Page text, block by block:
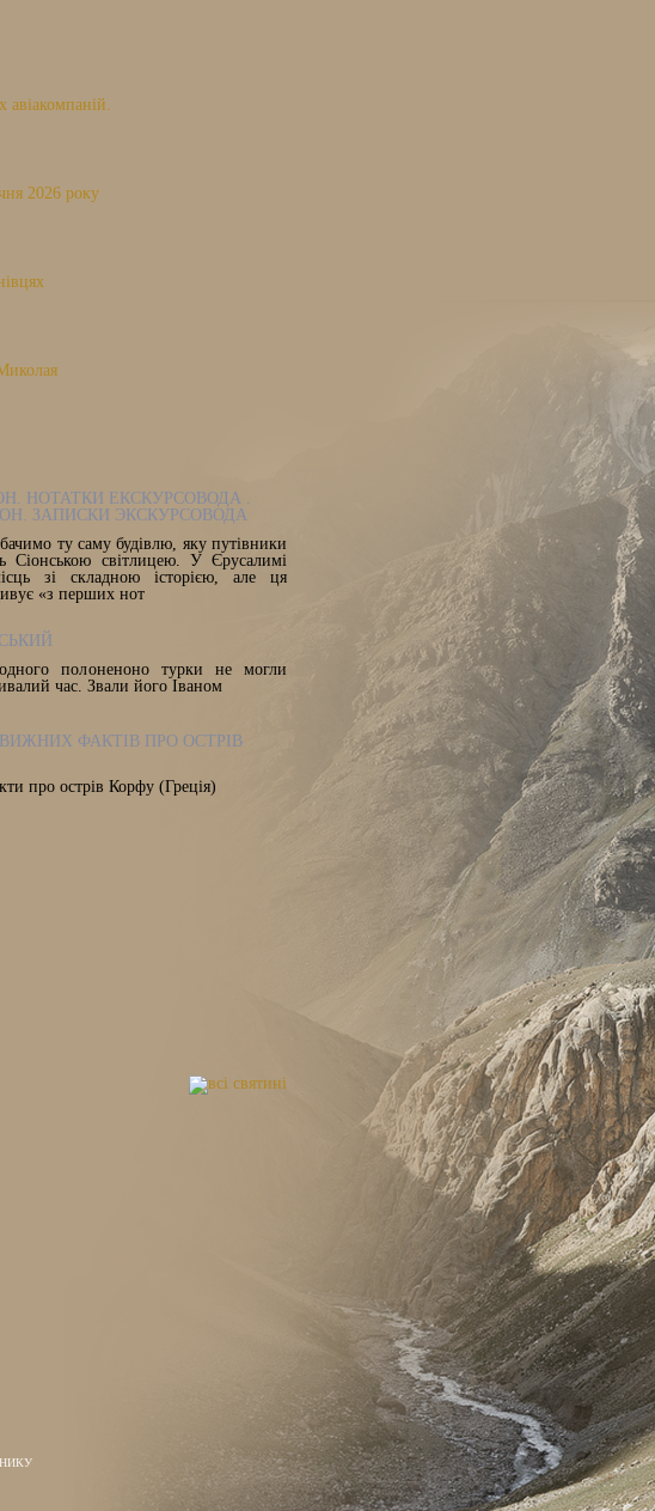
2026 року
НОТАТКИ ЕКСКУРСОВОДА .
ЗАПИСКИ ЭКСКУРСОВОДА
ту саму будівлю, яку путівники
Сіонською світлицею. У Єрусалимі
зі складною історією, але ця
«з перших нот
полоненоно турки не могли
час. Звали його Іваном
ФАКТІВ ПРО ОСТРІВ
про острів Корфу (Греція)